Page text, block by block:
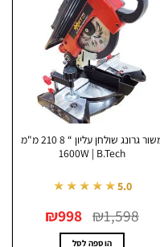
משור גרונג שולחן עליון “ 8 210 מ"מ
1600W | B.Tech
★★★★★
₪1,598 המקורי
היה:
₪1,598.
₪ 998 הנוכחי
הוא:
₪998.
הוספה לסל